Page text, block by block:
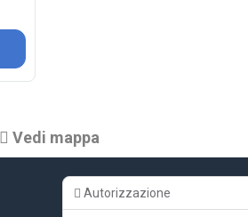
Vedi mappa
Autorizzazione